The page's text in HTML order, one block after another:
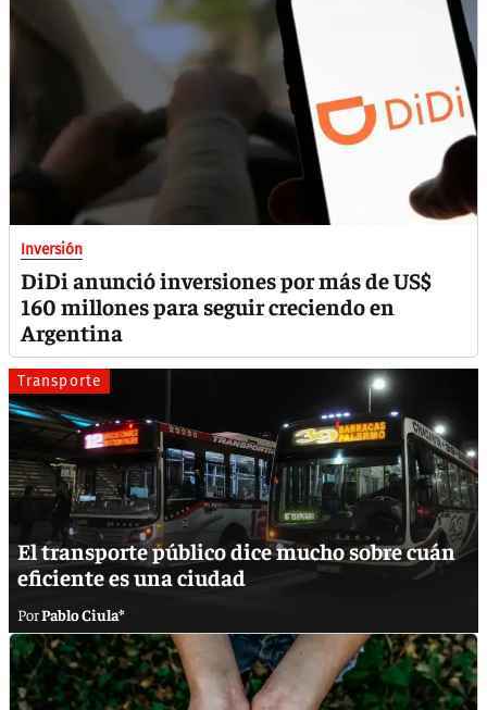
Inversión
DiDi anunció inversiones por más de US$
160 millones para seguir creciendo en
Argentina
Transporte
El transporte público dice mucho sobre cuán
eficiente es una ciudad
Pablo Ciula*